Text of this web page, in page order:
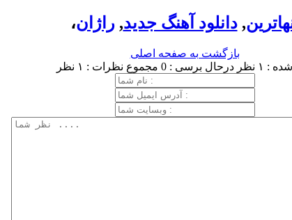
، ,دانلود آهنگ جدید,راژان
بازگشت به صفحه اصلی
: ۱ نظر
درحال برسی : 0 مجموع نظرات : ۱ نظر